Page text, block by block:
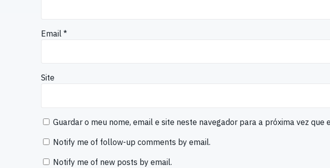
Email *
Site
Guardar o meu nome, email e site neste navegador para a próxima vez que
Notify me of follow-up comments by email.
Notify me of new posts by email.